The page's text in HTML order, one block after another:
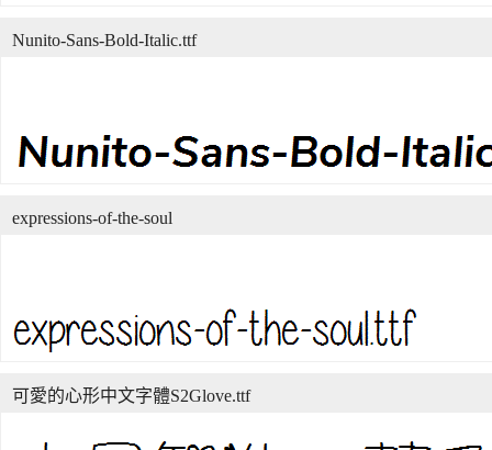
Nunito-Sans-Bold-Italic.ttf
expressions-of-the-soul
可愛的心形中文字體S2Glove.ttf